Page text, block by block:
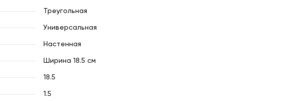
Треугольная
Универсальная
Настенная
Ширина 18.5 см
18.5
1.5